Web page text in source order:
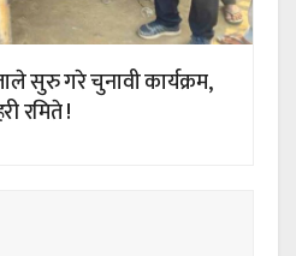
सुरु गरे चुनावी कार्यक्रम,
रमिते !